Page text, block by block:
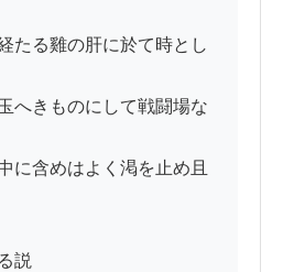
たる雞の肝に於て時とし
へきものにして戦闘場な
に含めはよく渇を止め且
説